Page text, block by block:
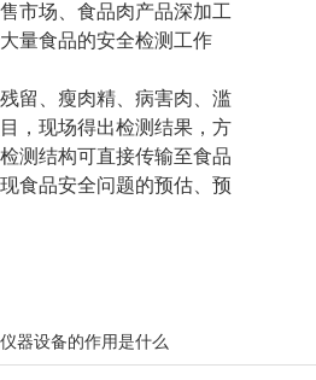
市场、食品肉产品深加工
量食品的安全检测工作
留、瘦肉精、病害肉、滥
，现场得出检测结果，方
测结构可直接传输至食品
食品安全问题的预估、预
器设备的作用是什么